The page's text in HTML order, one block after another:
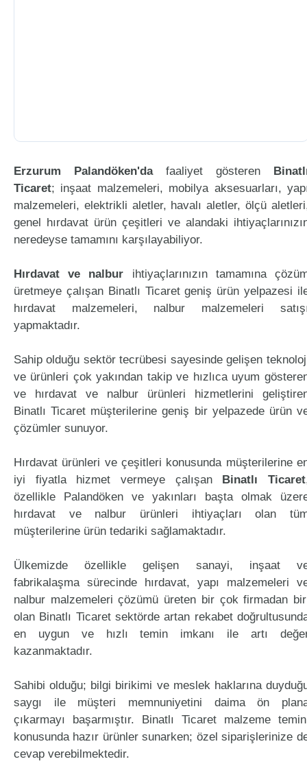
Erzurum Palandöken'dafaaliyet gösteren
Ticaret; inşaat malzemeleri, mobilya aksesuarları,
malzemeleri, elektrikli aletler, havalı aletler, ölçü
genel hırdavat ürün çeşitleri ve alandaki
neredeyse tamamını karşılayabiliyor.
Hırdavat ve nalbur ihtiyaçlarınızın tamamına
üretmeye çalışan Binatlı Ticaret geniş ürün yelpazesi
hırdavat malzemeleri, nalbur malzemeleri
yapmaktadır.
Sahip olduğu sektör tecrübesi sayesinde gelişen
ve ürünleri çok yakından takip ve hızlıca uyum
ve hırdavat ve nalbur ürünleri hizmetlerini
Binatlı Ticaret müşterilerine geniş bir yelpazede ürün
çözümler sunuyor.
Hırdavat ürünleri ve çeşitleri konusunda müşterilerine
iyi fiyatla hizmet vermeye çalışan Binatlı Ticaret
özellikle Palandöken ve yakınları başta olmak
hırdavat ve nalbur ürünleri ihtiyaçları olan
müşterilerine ürün tedariki sağlamaktadır.
Ülkemizde özellikle gelişen sanayi, inşaat
fabrikalaşma sürecinde hırdavat, yapı malzemeleri
nalbur malzemeleri çözümü üreten bir çok firmadan
olan Binatlı Ticaret sektörde artan rekabet
en uygun ve hızlı temin imkanı ile artı
kazanmaktadır.
Sahibi olduğu; bilgi birikimi ve meslek haklarına
saygı ile müşteri memnuniyetini daima ön
çıkarmayı başarmıştır. Binatlı Ticaret malzeme
konusunda hazır ürünler sunarken; özel siparişlerinize
cevap verebilmektedir.